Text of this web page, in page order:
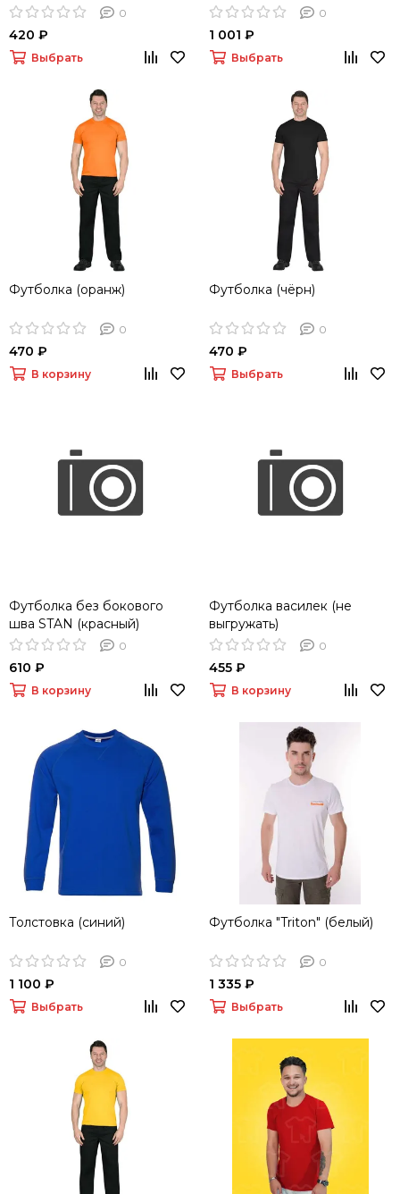
0
420 ₽
Выбрать
0
1 001 ₽
Выбрать
Футболка (оранж)
0
470 ₽
В корзину
Футболка (чёрн)
0
470 ₽
Выбрать
Футболка без бокового
шва STAN (красный)
0
610 ₽
В корзину
Футболка василек (не
выгружать)
0
455 ₽
В корзину
Толстовка (синий)
0
1 100 ₽
Выбрать
Футболка "Triton" (белый)
0
1 335 ₽
Выбрать